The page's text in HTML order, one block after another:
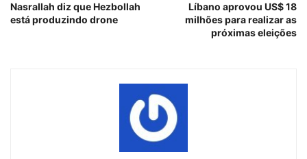
Nasrallah diz que Hezbollah
está produzindo drone
Líbano aprovou US$ 18
milhões para realizar as
próximas eleições